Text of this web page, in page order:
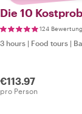
Die 10
124
3 hours | Food tours |
€113.97
pro Person